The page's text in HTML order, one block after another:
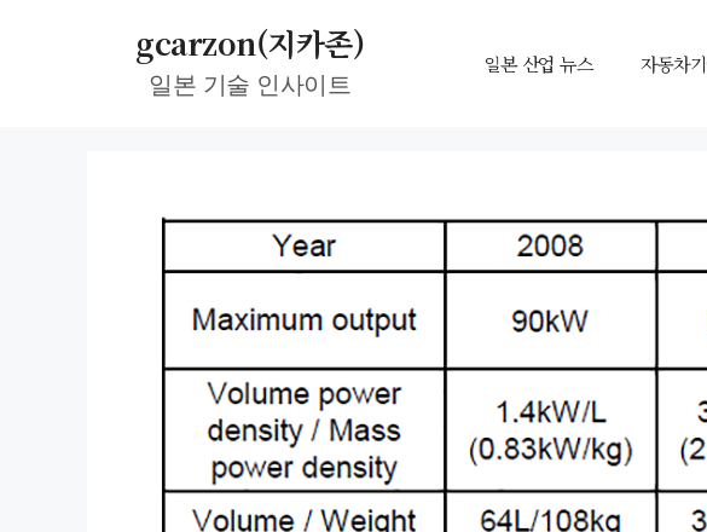
gcarzon(지카존)
일본 기술 인사이트
일본 산업 뉴스 자동차